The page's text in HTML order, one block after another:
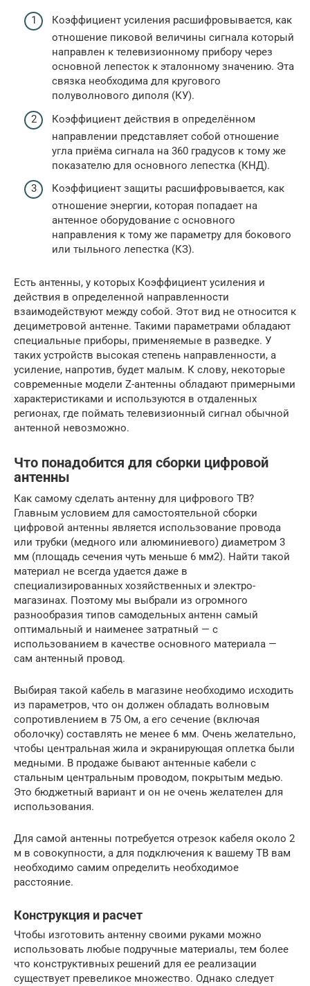
Коэффициент усиления расшифровывается, как
отношение пиковой величины сигнала который
направлен к телевизионному прибору через
основной лепесток к эталонному значению. Эта
связка необходима для кругового
полуволнового диполя (КУ).
Коэффициент действия в определённом
направлении представляет собой отношение
угла приёма сигнала на 360 градусов к тому же
показателю для основного лепестка (КНД).
Коэффициент защиты расшифровывается, как
отношение энергии, которая попадает на
антенное оборудование с основного
направления к тому же параметру для бокового
или тыльного лепестка (КЗ).
Есть антенны, у которых Коэффициент усиления и
действия в определенной направленности
взаимодействуют между собой. Этот вид не относится к
дециметровой антенне. Такими параметрами обладают
специальные приборы, применяемые в разведке. У
таких устройств высокая степень направленности, а
усиление, напротив, будет малым. К слову, некоторые
современные модели Z-антенны обладают примерными
характеристиками и используются в отдаленных
регионах, где поймать телевизионный сигнал обычной
антенной невозможно.
Что понадобится для сборки цифровой
антенны
Как самому сделать антенну для цифрового ТВ?
Главным условием для самостоятельной сборки
цифровой антенны является использование провода
или трубки (медного или алюминиевого) диаметром 3
мм (площадь сечения чуть меньше 6 мм2). Найти такой
материал не всегда удается даже в
специализированных хозяйственных и электро-
магазинах. Поэтому мы выбрали из огромного
разнообразия типов самодельных антенн самый
оптимальный и наименее затратный — с
использованием в качестве основного материала —
сам антенный провод.
Выбирая такой кабель в магазине необходимо исходить
из параметров, что он должен обладать волновым
сопротивлением в 75 Ом, а его сечение (включая
оболочку) составлять не менее 6 мм. Очень желательно,
чтобы центральная жила и экранирующая оплетка были
медными. В продаже бывают антенные кабели с
стальным центральным проводом, покрытым медью.
Это бюджетный вариант и он не очень желателен для
использования.
Для самой антенны потребуется отрезок кабеля около 2
м в совокупности, а для подключения к вашему ТВ вам
необходимо самим определить необходимое
расстояние.
Конструкция и расчет
Чтобы изготовить антенну своими руками можно
использовать любые подручные материалы, тем более
что конструктивных решений для ее реализации
существует превеликое множество. Однако следует